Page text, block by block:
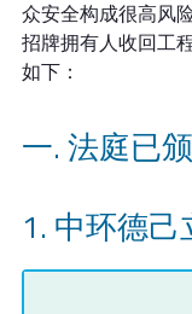
众安全构成很高风
招牌拥有人收回工
如下：
一. 法庭已
中环德己